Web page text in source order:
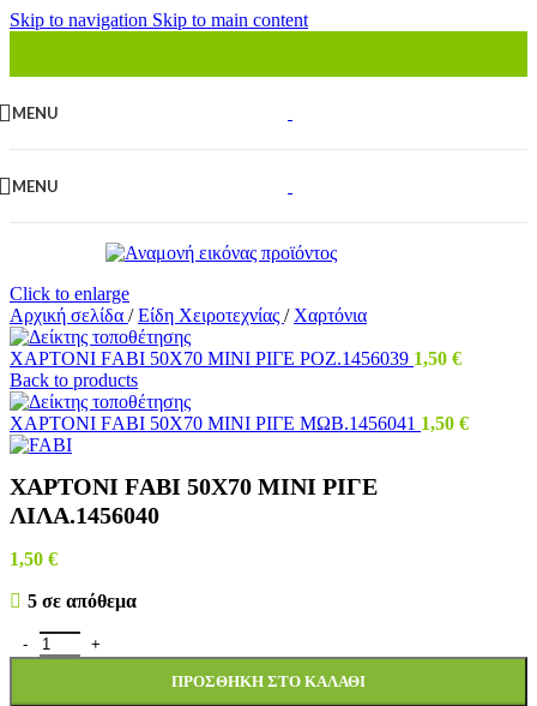
Skip to navigation Skip to main content
MENU
MENU
Click to enlarge
Αρχική σελίδα / Είδη Χειροτεχνίας / Χαρτόνια
ΧΑΡΤΟΝΙ FΑΒΙ 50Χ70 ΜΙΝΙ ΡΙΓΕ ΡΟΖ.1456039 1,50 €
Back to products
ΧΑΡΤΟΝΙ FΑΒΙ 50Χ70 ΜΙΝΙ ΡΙΓΕ ΜΩΒ.1456041 1,50 €
ΧΑΡΤΟΝΙ FΑΒΙ 50Χ70 ΜΙΝΙ ΡΙΓΕ
ΛΙΛΑ.1456040
1,50 €
5 σε απόθεμα
ΧΑΡΤΟΝΙ FΑΒΙ 50Χ70 ΜΙΝΙ ΡΙΓΕ ΛΙΛΑ.1456040 ποσότητα
ΠΡΟΣΘΉΚΗ ΣΤΟ ΚΑΛΆΘΙ